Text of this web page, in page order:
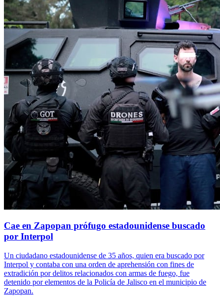
Cae en Zapopan prófugo estadounidense buscado
por Interpol
Un ciudadano estadounidense de 35 años, quien era buscado por
Interpol y contaba con una orden de aprehensión con fines de
extradición por delitos relacionados con armas de fuego, fue
detenido por elementos de la Policía de Jalisco en el municipio de
Zapopan.